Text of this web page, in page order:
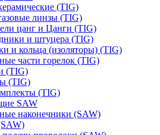
(TIG)
линзы (TIG)
цанг и Цанги (TIG)
и штуцера (TIG)
и кольца (изоляторы) (TIG)
части горелок (TIG)
(TIG)
(TIG)
(TIG)
SAW
наконечники (SAW)